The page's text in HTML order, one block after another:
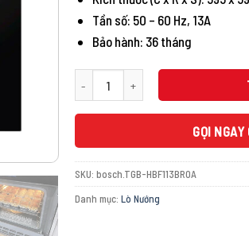
Tần số: 50 – 60 Hz, 13A
Bảo hành: 36 tháng
LÒ NƯỚNG BOSCH TGB HBF113BR0A
GỌI
SKU: bosch.TGB-HBF113BR0A
Danh mục: Lò Nướng